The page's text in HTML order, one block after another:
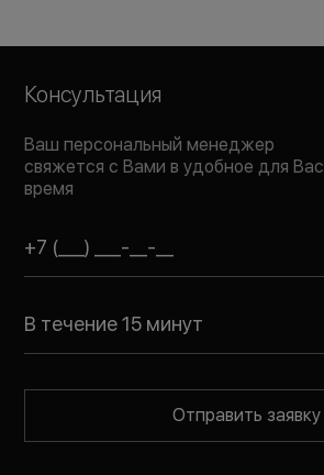
Консультация
Ваш персональный менеджер
свяжется с Вами в удобное для Вас
время
В течение 15 минут
Отправить заявку